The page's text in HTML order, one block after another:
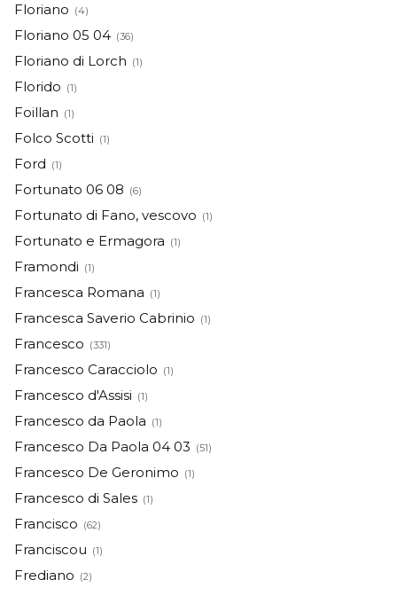
Floriano (4)
Floriano 05 04 (36)
Floriano di Lorch (1)
Florido (1)
Foillan (1)
Folco Scotti (1)
Ford (1)
Fortunato 06 08 (6)
Fortunato di Fano, vescovo (1)
Fortunato e Ermagora (1)
Framondi (1)
Francesca Romana (1)
Francesca Saverio Cabrinio (1)
Francesco (331)
Francesco Caracciolo (1)
Francesco d'Assisi (1)
Francesco da Paola (1)
Francesco Da Paola 04 03 (51)
Francesco De Geronimo (1)
Francesco di Sales (1)
Francisco (62)
Franciscou (1)
Frediano (2)